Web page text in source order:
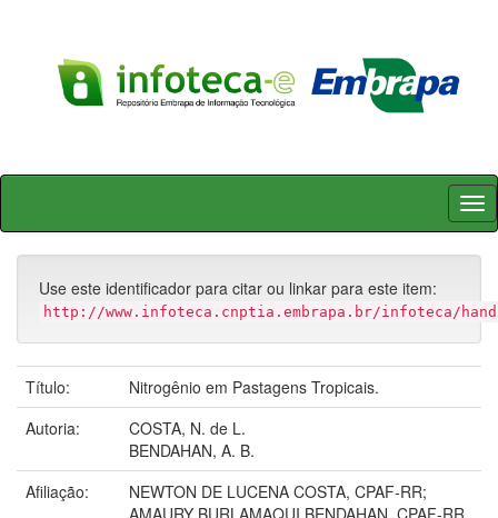
Skip
Use este identificador para citar ou linkar para este item:
http://www.infoteca.cnptia.embrapa.br/infoteca/
Título:
Nitrogênio em Pastagens Tropicais.
Autoria:
COSTA, N. de L.
BENDAHAN, A. B.
Afiliação:
NEWTON DE LUCENA COSTA, CPAF-RR;
AMAURY BURLAMAQUI BENDAHAN, CPAF-RR.